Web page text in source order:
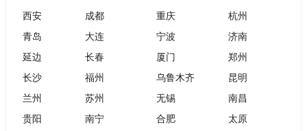
西安
成都 重庆
杭州
青岛
大连 宁波
济南
延边
长春 厦门
郑州
长沙
福州 乌鲁木齐
昆明
兰州
苏州 无锡
南昌
贵阳
南宁 合肥
太原